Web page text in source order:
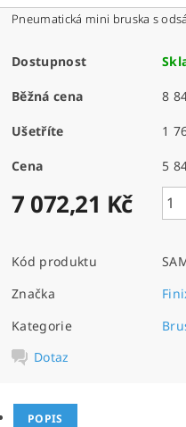
Pneumatická mini bruska s
Dostupnost
Běžná cena 8
Ušetříte 1
Cena
7 072,21 Kč
Kód produktu
Značka
Kategorie
Dotaz
POPIS